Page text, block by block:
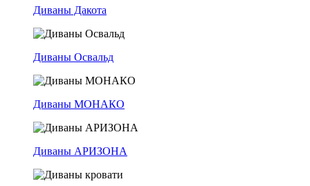
Диваны Дакота
Диваны Освальд
Диваны МОНАКО
Диваны АРИЗОНА